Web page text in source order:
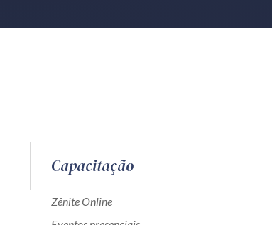
Capacitação
Zênite Online